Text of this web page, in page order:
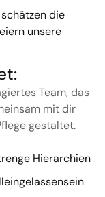
die
unsere
Team, das
mit dir
gestaltet.
Hierarchien